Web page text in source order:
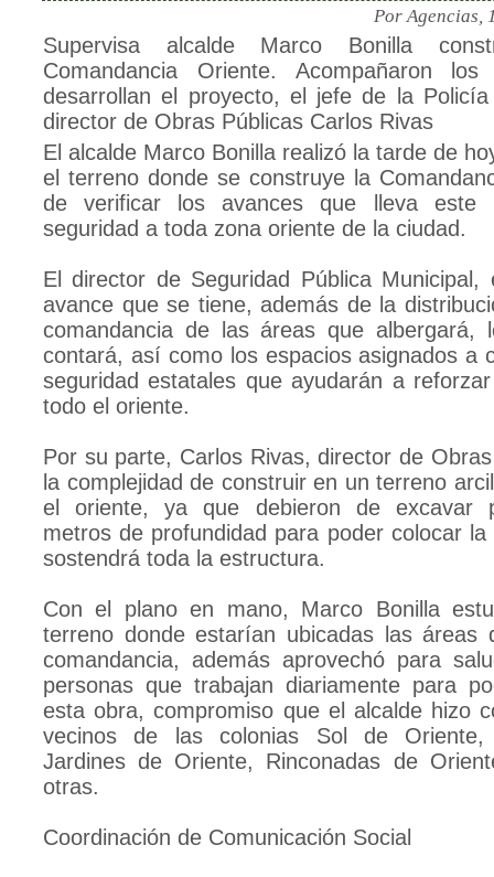
Por Agencias,
Supervisa alcalde Marco Bonilla
Comandancia Oriente. Acompañaron
desarrollan el proyecto, el jefe de la
director de Obras Públicas Carlos Rivas
El alcalde Marco Bonilla realizó la tarde de
el terreno donde se construye la
de verificar los avances que lleva este
seguridad a toda zona oriente de la ciudad.
El director de Seguridad Pública Municipal,
avance que se tiene, además de la
comandancia de las áreas que albergará,
contará, así como los espacios asignados a
seguridad estatales que ayudarán a
todo el oriente.
Por su parte, Carlos Rivas, director de
la complejidad de construir en un terreno
el oriente, ya que debieron de excavar
metros de profundidad para poder colocar la
sostendrá toda la estructura.
Con el plano en mano, Marco Bonilla
terreno donde estarían ubicadas las áreas
comandancia, además aprovechó para
personas que trabajan diariamente para
esta obra, compromiso que el alcalde hizo
vecinos de las colonias Sol de Oriente,
Jardines de Oriente, Rinconadas de
otras.
Coordinación de Comunicación Social